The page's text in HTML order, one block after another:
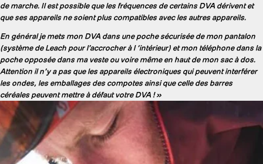
de marche. Il est possible que les fréquences de certains DVA dérivent et
que ses appareils ne soient plus compatibles avec les autres appareils.
En général je mets mon DVA dans une poche sécurisée de mon pantalon
(système de Leach pour l’accrocher à l ‘intérieur) et mon téléphone dans la
poche opposée dans ma veste ou voire même en haut de mon sac à dos.
Attention il n’y a pas que les appareils électroniques qui peuvent interférer
les ondes, les emballages des compotes ainsi que celle des barres
céréales peuvent mettre à défaut votre DVA ! »